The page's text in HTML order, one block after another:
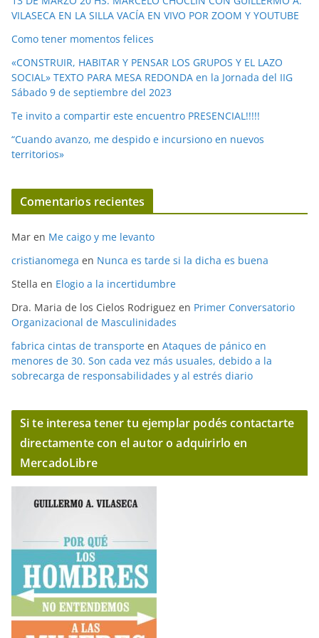
o
VILASECA EN LA SILLA VACÍA EN VIVO POR ZOOM Y YOUTUBE
Como tener momentos felices
«CONSTRUIR, HABITAR Y PENSAR LOS GRUPOS Y EL LAZO
SOCIAL» TEXTO PARA MESA REDONDA en la Jornada del IIG
Sábado 9 de septiembre del 2023
Te invito a compartir este encuentro PRESENCIAL!!!!!
“Cuando avanzo, me despido e incursiono en nuevos
territorios»
Comentarios recientes
Mar en Me caigo y me levanto
cristianomega en Nunca es tarde si la dicha es buena
Stella en Elogio a la incertidumbre
Dra. Maria de los Cielos Rodriguez en Primer Conversatorio
Organizacional de Masculinidades
fabrica cintas de transporte en Ataques de pánico en
menores de 30. Son cada vez más usuales, debido a la
sobrecarga de responsabilidades y al estrés diario
Si te interesa tener tu ejemplar podés contactarte
directamente con el autor o adquirirlo en
MercadoLibre